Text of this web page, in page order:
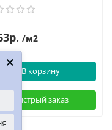
/м2
В корзину
Быстрый заказ